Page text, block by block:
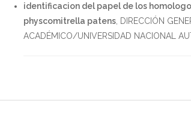
identificacion del papel de los
physcomitrella patens DIRECCIÓN
ACADÉMICO/UNIVERSIDAD NACIONAL